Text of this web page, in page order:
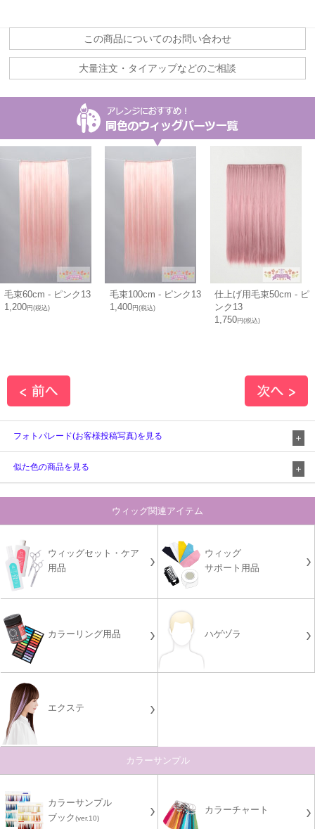
この商品についてのお問い合わせ
大量注文・タイアップなどのご相談
毛束60cm - ピンク13
1,200円(税込)
毛束100cm - ピンク13
1,400円(税込)
仕上げ用毛束50cm - ピ
ンク13
1,750円(税込)
フォトパレード(お客様投稿写真)を見る
似た色の商品を見る
ウィッグ関連アイテム
ウィッグセット・ケア
用品
ウィッグ
サポート用品
カラーリング用品 ハゲヅラ
エクステ
カラーサンプル
カラーサンプル
ブック(ver.10)
カラーチャート